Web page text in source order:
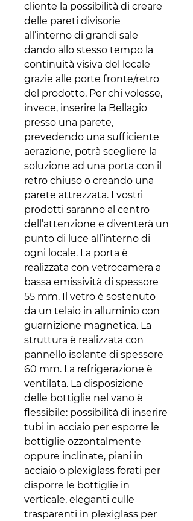
cliente la possibilità di creare
delle pareti divisorie
all’interno di grandi sale
dando allo stesso tempo la
continuità visiva del locale
grazie alle porte fronte/retro
del prodotto. Per chi volesse,
invece, inserire la Bellagio
presso una parete,
prevedendo una sufficiente
aerazione, potrà scegliere la
soluzione ad una porta con il
retro chiuso o creando una
parete attrezzata. I vostri
prodotti saranno al centro
dell’attenzione e diventerà un
punto di luce all’interno di
ogni locale. La porta è
realizzata con vetrocamera a
bassa emissività di spessore
55 mm. Il vetro è sostenuto
da un telaio in alluminio con
guarnizione magnetica. La
struttura è realizzata con
pannello isolante di spessore
60 mm. La refrigerazione è
ventilata. La disposizione
delle bottiglie nel vano è
flessibile: possibilità di inserire
tubi in acciaio per esporre le
bottiglie ozzontalmente
oppure inclinate, piani in
acciaio o plexiglass forati per
disporre le bottiglie in
verticale, eleganti culle
trasparenti in plexiglass per